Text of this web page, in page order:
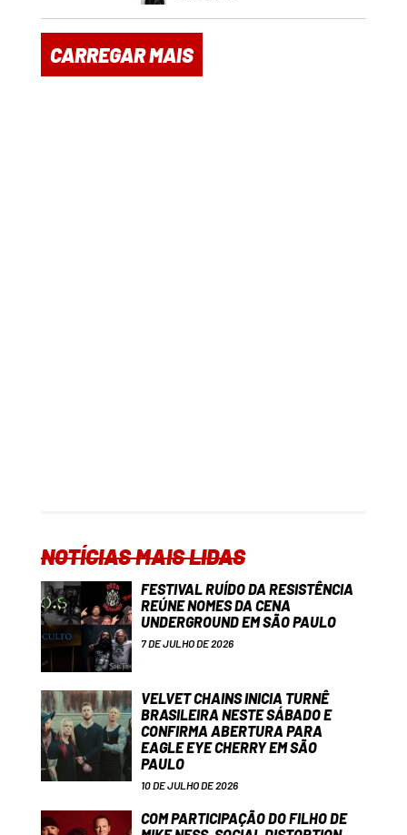
CARREGAR MAIS
NOTÍCIAS MAIS LIDAS
FESTIVAL RUÍDO DA RESISTÊNCIA
REÚNE NOMES DA CENA
UNDERGROUND EM SÃO PAULO
7 DE JULHO DE 2026
VELVET CHAINS INICIA TURNÊ
BRASILEIRA NESTE SÁBADO E
CONFIRMA ABERTURA PARA
EAGLE EYE CHERRY EM SÃO
PAULO
10 DE JULHO DE 2026
COM PARTICIPAÇÃO DO FILHO DE